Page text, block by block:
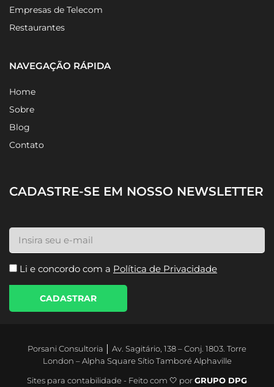
Empresas de Telecom
Restaurantes
NAVEGAÇÃO RÁPIDA
Home
Sobre
Blog
Contato
CADASTRE-SE EM NOSSO NEWSLETTER
Li e concordo com a Política de Privacidade
CADASTRAR
Porsani Consultoria │ Av. Sagitário, 138 – Conj. 1803. Torre
London – Alpha Square Sítio Tamboré Alphaville
Sites para contabilidade - Feito com 🤍 porGRUPO DPG